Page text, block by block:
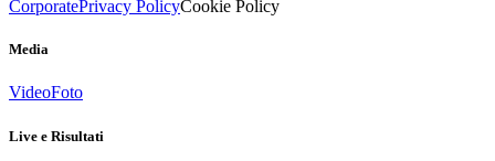
CorporatePrivacy PolicyCookie Policy
Media
VideoFoto
Live e Risultati